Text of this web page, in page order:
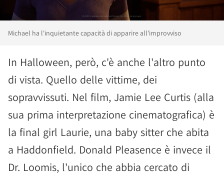
Michael ha l'inquietante capacità di apparire all'improvviso
In Halloween, però, c'è anche l'altro punto
di vista. Quello delle vittime, dei
sopravvissuti. Nel film, Jamie Lee Curtis (alla
sua prima interpretazione cinematografica) è
la final girl Laurie, una baby sitter che abita
a Haddonfield. Donald Pleasence è invece il
Dr. Loomis, l'unico che abbia cercato di